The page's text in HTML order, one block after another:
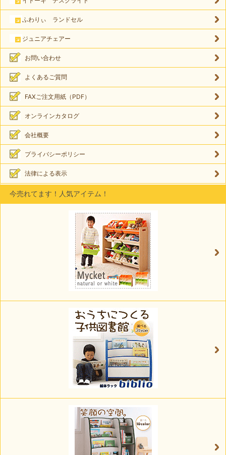
ふわりぃ ランドセル
ジュニアチェアー
お問い合わせ
よくあるご質問
FAXご注文用紙（PDF）
オンラインカタログ
会社概要
プライバシーポリシー
法律による表示
今売れてます！人気アイテム！